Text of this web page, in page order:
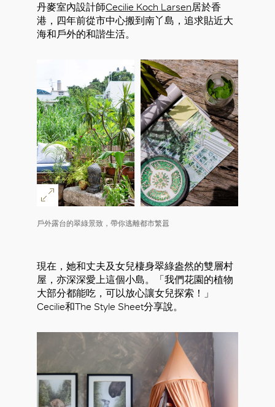
丹麥室內設計師Cecilie Koch Larsen居於香
港，四年前從市中心搬到南丫島，追求貼近大
海和戶外的和諧生活。
戶外露台的翠綠景致，帶你逃離都市繁囂
現在，她和丈夫及女兒棲身翠綠盎然的雙層村
屋，亦深深愛上這個小島。「我們花園的植物
大部分都能吃，可以放心讓女兒探索！」
Cecilie和The Style Sheet分享說。